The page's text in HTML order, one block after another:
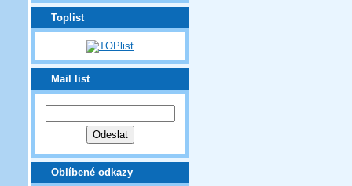
Toplist
Mail list
Oblíbené odkazy